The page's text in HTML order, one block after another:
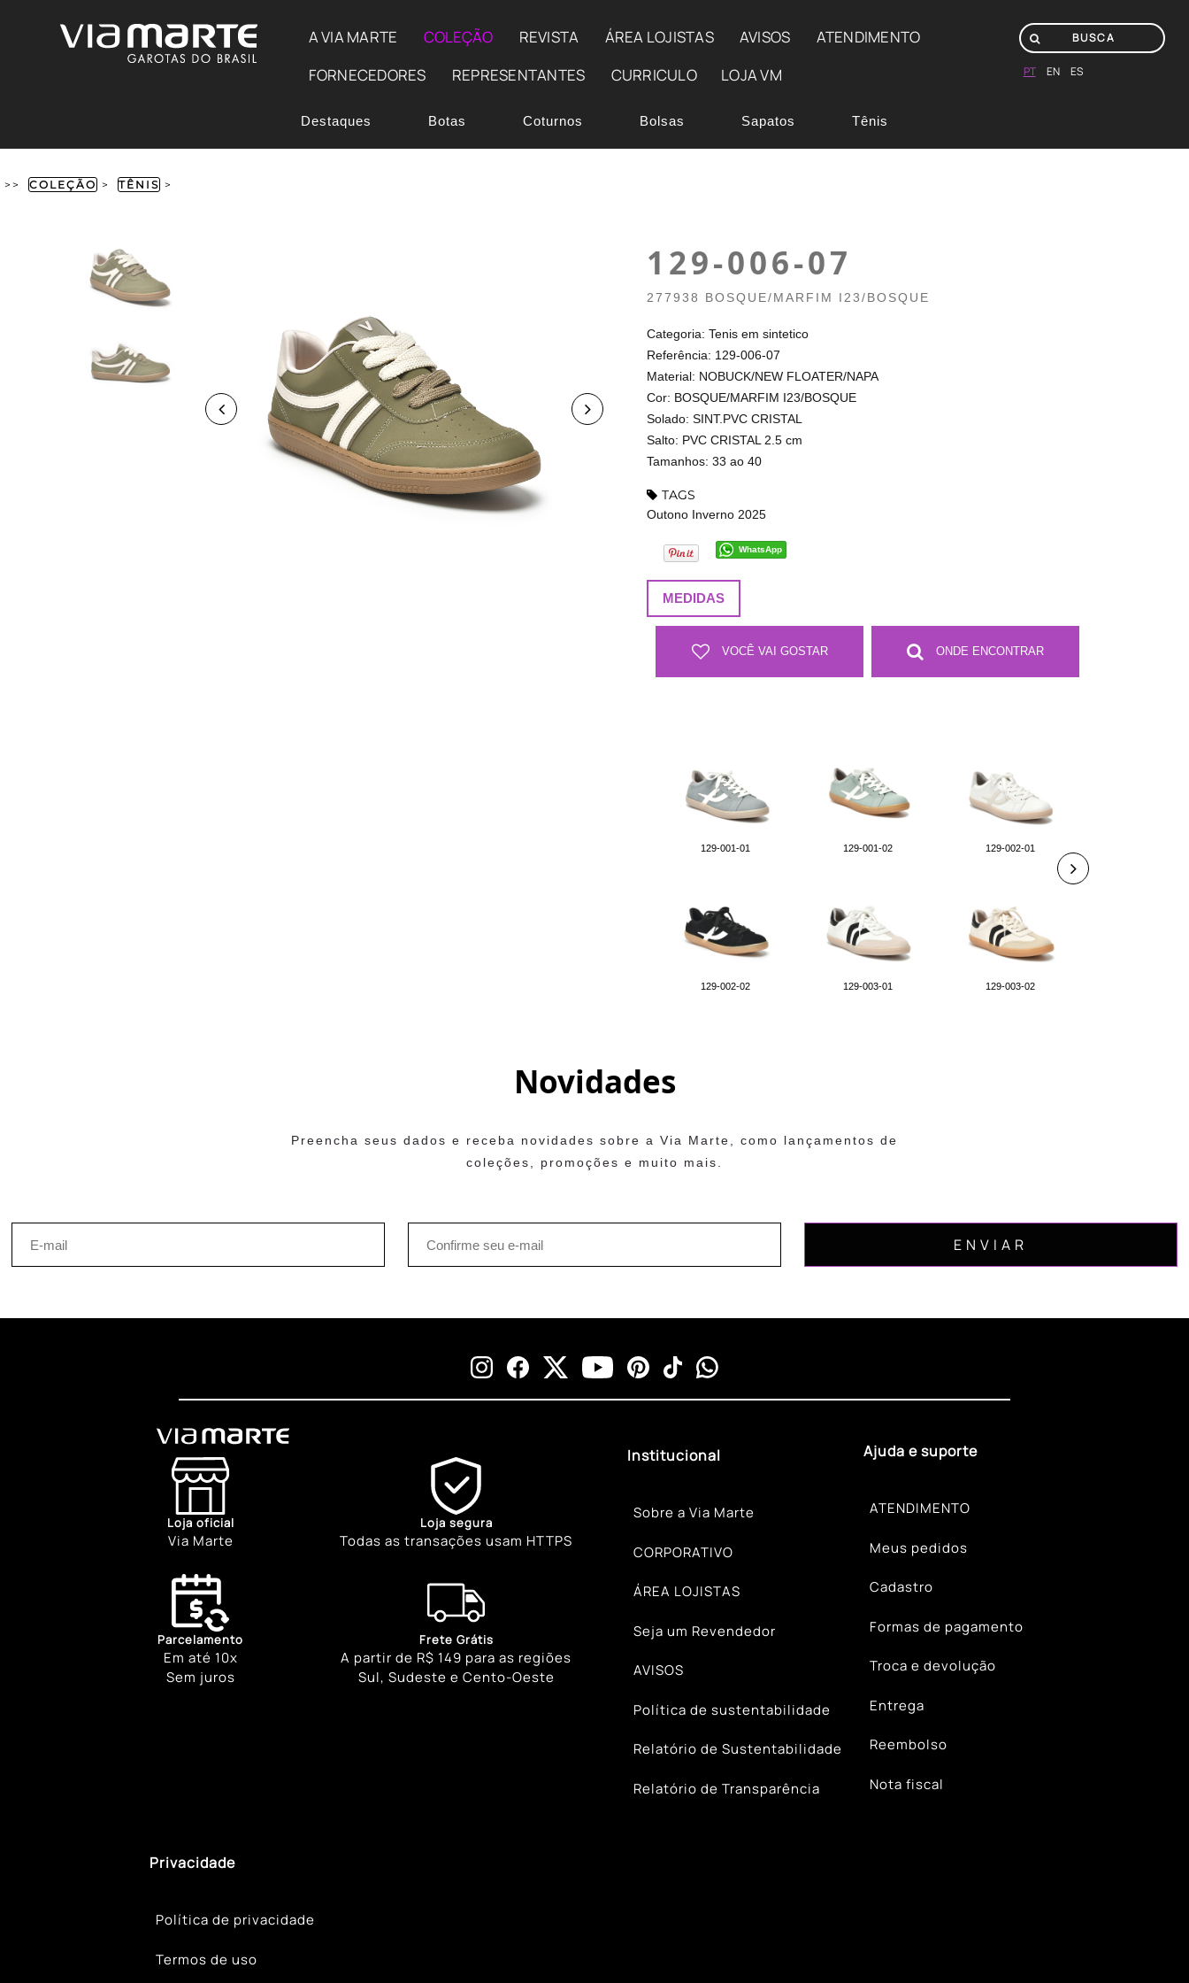
A VIA MARTE COLEÇÃO REVISTA ÁREA LOJISTAS AVISOS
ATENDIMENTO
FORNECEDORES
REPRESENTANTES CURRICULO LOJA VM PT EN ES
Destaques Botas Coturnos Bolsas Sapatos Tênis
>> COLEÇÃO > TÊNIS >
129-006-07
277938 BOSQUE/MARFIM I23/BOSQUE
Categoria: Tenis em sintetico
Referência: 129-006-07
Material: NOBUCK/NEW FLOATER/NAPA
Cor: BOSQUE/MARFIM I23/BOSQUE
Solado: SINT.PVC CRISTAL
Salto: PVC CRISTAL 2.5 cm
Tamanhos: 33 ao 40
TAGS
Outono Inverno 2025
WhatsApp
MEDIDAS
VOCÊ VAI GOSTAR ONDE ENCONTRAR
129-001-01 129-001-02 129-002-01
129-002-02 129-003-01 129-003-02
Novidades
Preencha seus dados e receba novidades sobre a Via Marte, como lançamentos de
coleções, promoções e muito mais.
Loja oficial
Via Marte
Loja segura
Todas as transações usam HTTPS
Parcelamento
Em até 10x
Sem juros
Frete Grátis
A partir de R$ 149 para as regiões
Sul, Sudeste e Cento-Oeste
Institucional
Sobre a Via Marte
CORPORATIVO
ÁREA LOJISTAS
Seja um Revendedor
AVISOS
Política de sustentabilidade
Relatório de Sustentabilidade
Relatório de Transparência
Ajuda e suporte
ATENDIMENTO
Meus pedidos
Cadastro
Formas de pagamento
Troca e devolução
Entrega
Reembolso
Nota fiscal
Privacidade
Política de privacidade
Termos de uso